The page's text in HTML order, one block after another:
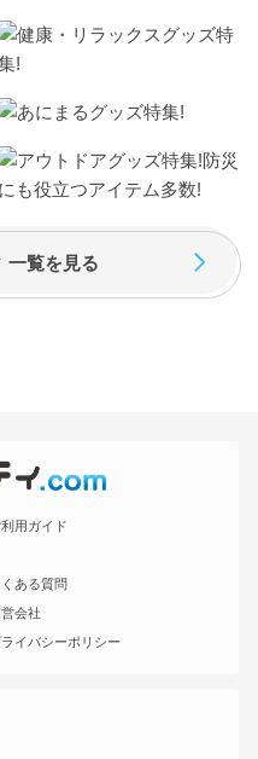
一覧を見る
利用ガイド
くある質問
会社
ライバシーポリシー